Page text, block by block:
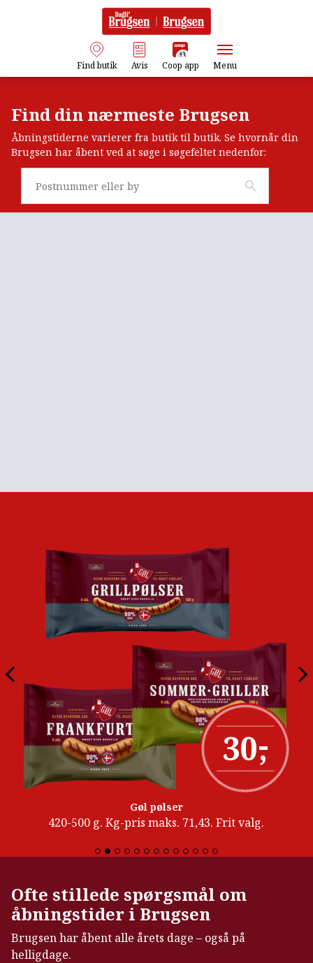
Find butik Avis Coop app Menu
Find din nærmeste Brugsen
Åbningstiderne varierer fra butik til butik. Se hvornår din
Brugsen har åbent ved at søge i søgefeltet nedenfor:
30,
-
Gøl pølser
420-500 g. Kg-pris maks. 71,43. Frit valg.
Ofte stillede spørgsmål om
åbningstider i Brugsen
Brugsen har åbent alle årets dage – også på
helligdage.